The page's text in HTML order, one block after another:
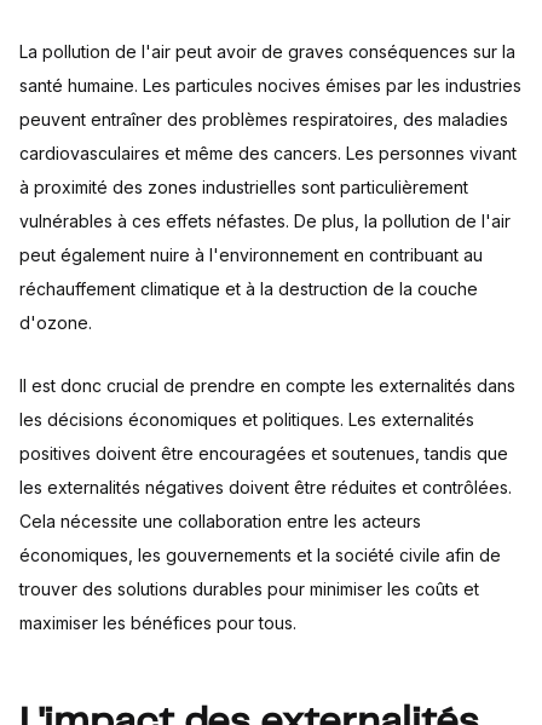
La pollution de l'air peut avoir de graves conséquences sur la
santé humaine. Les particules nocives émises par les industries
peuvent entraîner des problèmes respiratoires, des maladies
cardiovasculaires et même des cancers. Les personnes vivant
à proximité des zones industrielles sont particulièrement
vulnérables à ces effets néfastes. De plus, la pollution de l'air
peut également nuire à l'environnement en contribuant au
réchauffement climatique et à la destruction de la couche
d'ozone.
Il est donc crucial de prendre en compte les externalités dans
les décisions économiques et politiques. Les externalités
positives doivent être encouragées et soutenues, tandis que
les externalités négatives doivent être réduites et contrôlées.
Cela nécessite une collaboration entre les acteurs
économiques, les gouvernements et la société civile afin de
trouver des solutions durables pour minimiser les coûts et
maximiser les bénéfices pour tous.